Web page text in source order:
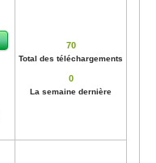
70
Total des téléchargements
0
La semaine dernière